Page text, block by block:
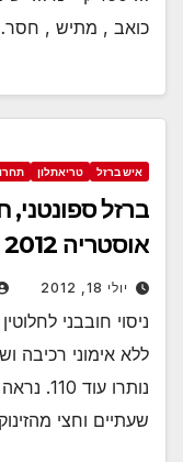
כואב , מתיש ,
איש ברזל טריאתלון
ברזל ספונטני,
אוסטריה 2012 שלי
יולי 18, 2012
ניסוי חובבני
שעתיים וחצי